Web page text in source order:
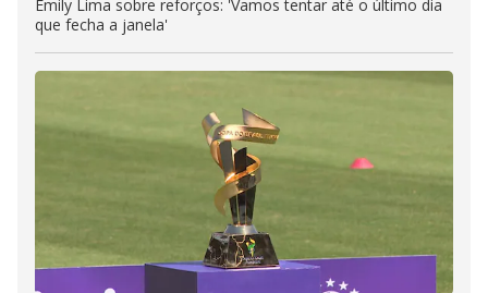
Emily Lima sobre reforços: 'Vamos tentar até o último dia
que fecha a janela'